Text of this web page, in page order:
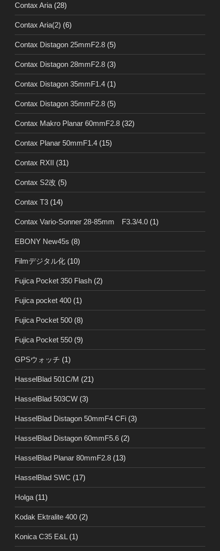
Contax Aria (28)
Contax Aria(2) (6)
Contax Distagon 25mmF2.8 (5)
Contax Distagon 28mmF2.8 (3)
Contax Distagon 35mmF1.4 (1)
Contax Distagon 35mmF2.8 (5)
Contax Makro Planar 60mmF2.8 (32)
Contax Planar 50mmF1.4 (15)
Contax RXII (31)
Contax S2改 (5)
Contax T3 (14)
Contax Vario-Sonner 28-85mm F3.3/4.0 (1)
EBONY New45s (8)
Filmデジタル化 (10)
Fujica Pocket 350 Flash (2)
Fujica pocket 400 (1)
Fujica Pocket 500 (8)
Fujica Pocket 550 (9)
GPSウォッチ (1)
HasselBlad 501C/M (21)
HasselBlad 503CW (3)
HasselBlad Distagon 50mmF4 CFi (3)
HasselBlad Distagon 60mmF5.6 (2)
HasselBlad Planar 80mmF2.8 (13)
HasselBlad SWC (17)
Holga (11)
Kodak Ektralite 400 (2)
Konica C35 E&L (1)